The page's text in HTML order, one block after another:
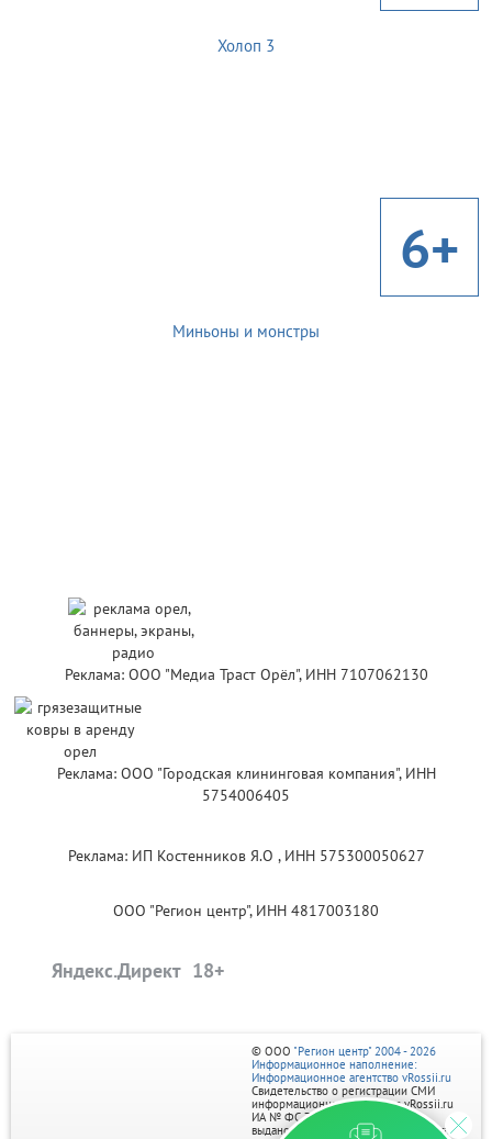
Холоп 3
6+
Миньоны и монстры
Реклама: ООО "Медиа Траст Орёл", ИНН 7107062130
Реклама: ООО "Городская клининговая компания", ИНН
5754006405
Реклама: ИП Костенников Я.О , ИНН 575300050627
ООО "Регион центр", ИНН 4817003180
Яндекс.Директ
© ООО "Регион центр" 2004 - 2026
Информационное наполнение:
Информационное агентство vRossii.ru
Свидетельство о регистрации СМИ
информационного агентства vRossii.ru
ИА № ФС 77‑35502
выдано РОСКОМНАДЗОРом 04 марта